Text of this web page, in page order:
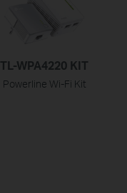
TL-WPA4220 KIT
Powerline Wi-Fi Kit